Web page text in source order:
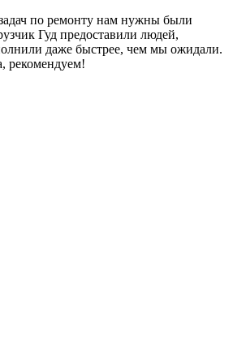
по ремонту нам нужны были
Гуд предоставили людей,
даже быстрее, чем мы ожидали.
рекомендуем!